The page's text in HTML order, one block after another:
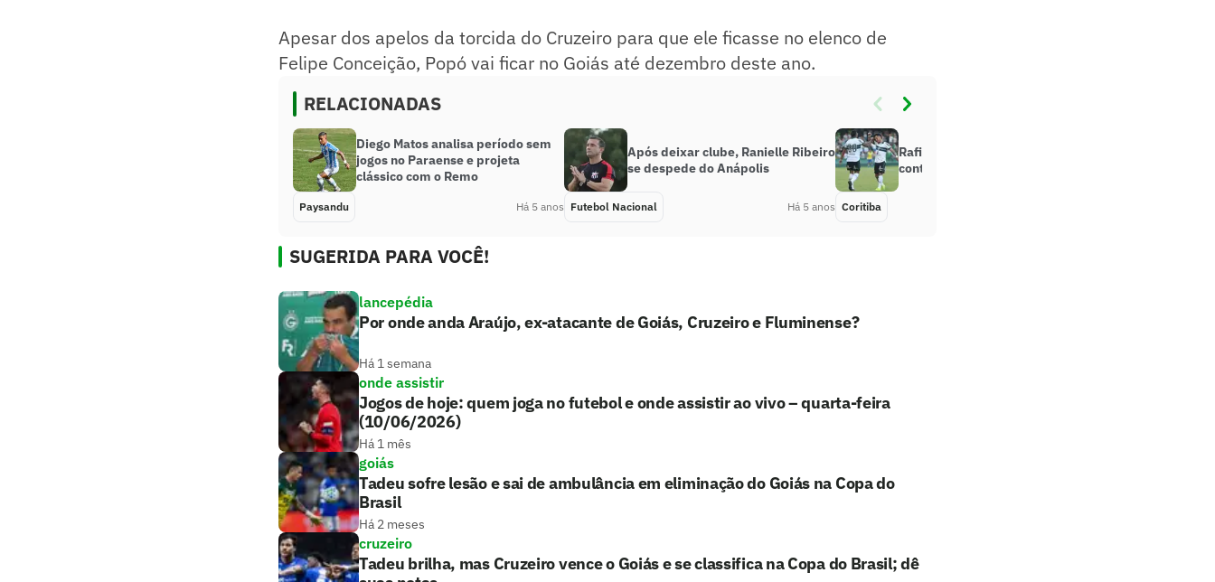
Apesar dos apelos da torcida do Cruzeiro para que ele ficasse no elenco de
Felipe Conceição, Popó vai ficar no Goiás até dezembro deste ano.
RELACIONADAS
Diego Matos analisa período sem
jogos no Paraense e projeta
clássico com o Remo
Paysandu Há 5 anos
Após deixar clube, Ranielle Ribeiro
se despede do Anápolis
Futebol Nacional Há 5 anos
Rafinha é desfalque para os jogos
contra o Operário-PR
Coritiba
SUGERIDA PARA VOCÊ!
lancepédia
Por onde anda Araújo, ex-atacante de Goiás, Cruzeiro e Fluminense?
Há 1 semana
onde assistir
Jogos de hoje: quem joga no futebol e onde assistir ao vivo – quarta-feira
(10/06/2026)
Há 1 mês
goiás
Tadeu sofre lesão e sai de ambulância em eliminação do Goiás na Copa do
Brasil
Há 2 meses
cruzeiro
Tadeu brilha, mas Cruzeiro vence o Goiás e se classifica na Copa do Brasil; dê